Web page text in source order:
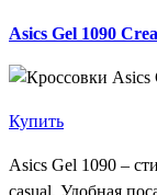
Asics Gel 1090
Купить
Asics Gel 1090 –
casual. Удобная